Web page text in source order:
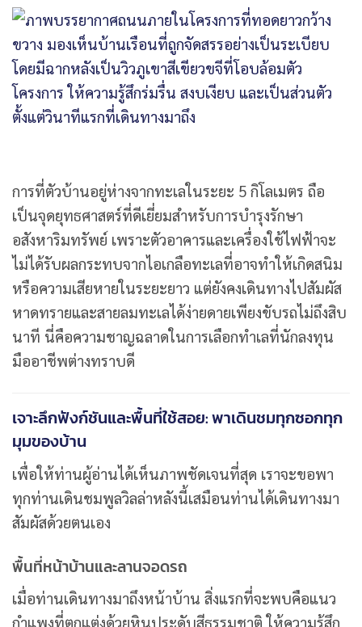
การที่ตัวบ้านอยู่ห่างจากทะเลในระยะ 5 กิโลเมตร ถือ
เป็นจุดยุทธศาสตร์ที่ดีเยี่ยมสำหรับการบำรุงรักษา
อสังหาริมทรัพย์ เพราะตัวอาคารและเครื่องใช้ไฟฟ้าจะ
ไม่ได้รับผลกระทบจากไอเกลือทะเลที่อาจทำให้เกิดสนิม
หรือความเสียหายในระยะยาว แต่ยังคงเดินทางไปสัมผัส
หาดทรายและสายลมทะเลได้ง่ายดายเพียงขับรถไม่ถึงสิบ
นาที นี่คือความชาญฉลาดในการเลือกทำเลที่นักลงทุน
มืออาชีพต่างทราบดี
เจาะลึกฟังก์ชันและพื้นที่ใช้สอย: พาเดินชมทุกซอกทุก
มุมของบ้าน
เพื่อให้ท่านผู้อ่านได้เห็นภาพชัดเจนที่สุด เราจะขอพา
ทุกท่านเดินชมพูลวิลล่าหลังนี้เสมือนท่านได้เดินทางมา
สัมผัสด้วยตนเอง
พื้นที่หน้าบ้านและลานจอดรถ
เมื่อท่านเดินทางมาถึงหน้าบ้าน สิ่งแรกที่จะพบคือแนว
กำแพงที่ตกแต่งด้วยหินประดับสีธรรมชาติ ให้ความรู้สึก